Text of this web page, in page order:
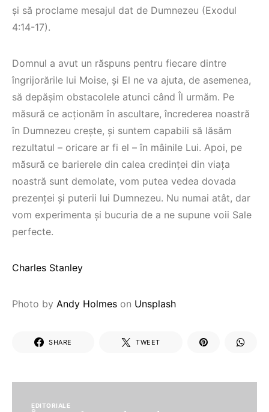
de Lege
modelul
și
Ben
Ardelean
Bisericii Sataniste
din Africa de Sud,
renuntă după ce
experimenteaza
dragostea lui
Hristos
CITEȘTE
și să proclame mesajul dat de Dumnezeu (Exodul
4:14-17).
Domnul a avut un răspuns pentru fiecare dintre
îngrijorările lui Moise, și El ne va ajuta, de asemenea,
să depășim obstacolele atunci când Îl urmăm. Pe
măsură ce acționăm în ascultare, încrederea noastră
în Dumnezeu crește, și suntem capabili să lăsăm
rezultatul – oricare ar fi el – în mâinile Lui. Apoi, pe
măsură ce barierele din calea credinței din viața
noastră sunt demolate, vom putea vedea dovada
prezenței și puterii lui Dumnezeu. Nu numai atât, dar
vom experimenta și bucuria de a ne supune voii Sale
perfecte.
Charles Stanley
Photo by Andy Holmes on Unsplash
SHARE TWEET
EDITORIALE